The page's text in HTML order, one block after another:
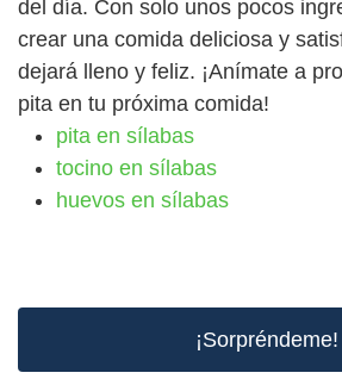
del día. Con solo unos pocos
crear una comida deliciosa y
dejará lleno y feliz. ¡Anímate a
pita en tu próxima comida!
pita en sílabas
tocino en sílabas
huevos en sílabas
¡Sorpréndeme!